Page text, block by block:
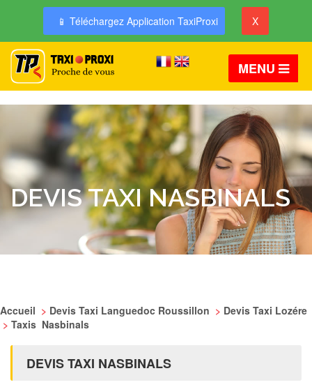
📱 Téléchargez Application TaxiProxi X
MENU
DEVIS TAXI NASBINALS
Accueil > Devis Taxi Languedoc Roussillon > Devis Taxi Lozére
> Taxis Nasbinals
DEVIS TAXI NASBINALS